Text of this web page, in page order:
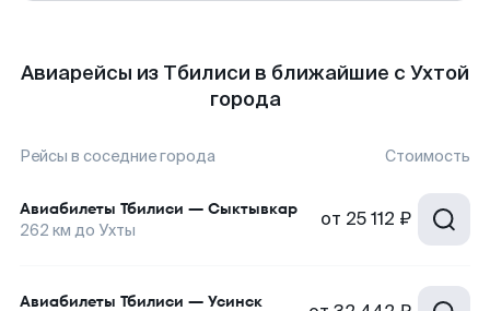
Авиарейсы из Тбилиси в ближайшие с Ухтой
города
Рейсы в соседние города Стоимость
Авиабилеты Тбилиси — Сыктывкар
262 км до Ухты от 25 112 ₽
Авиабилеты Тбилиси — Усинск